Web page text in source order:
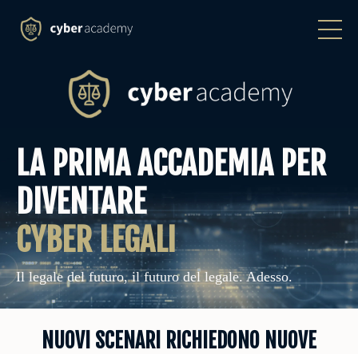
LA PRIMA ACCADEMIA PER
DIVENTARE
CYBER LEGALI
Il legale del futuro, il futuro del legale. Adesso.
NUOVI SCENARI RICHIEDONO NUOVE